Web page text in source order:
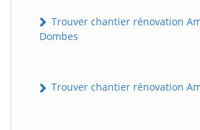
Trouver chantier rénovation
Dombes
Trouver chantier rénovation